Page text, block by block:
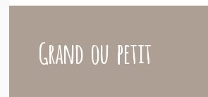
Grand ou petit